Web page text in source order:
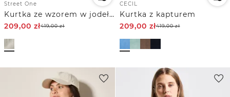
Street One
Kurtka ze wzorem w jodełkę i zamkiem błyskawicznym
209,00 zł419,00zł
CECIL
Kurtka z kapturem
209,00 zł419,00zł